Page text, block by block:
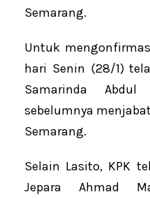
Semarang.
Untuk
hari Senin (28/1)
Samarinda
sebelumnya
Semarang.
Selain Lasito, KPK
Jepara Ahmad